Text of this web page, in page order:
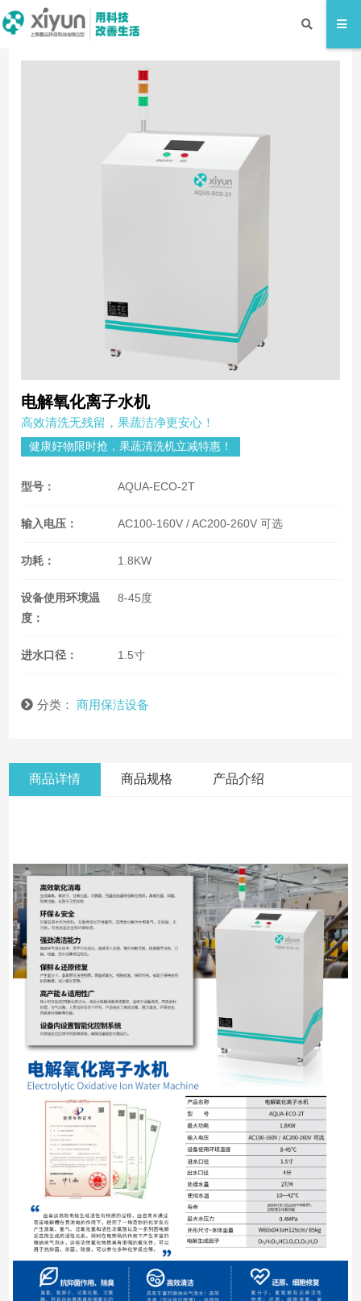
电解氧化离子水机
高效清洗无残留，果蔬洁净更安心！
健康好物限时抢，果蔬清洗机立减特惠！
型号： AQUA-ECO-2T
输入电压： AC100-160V / AC200-260V 可选
功耗： 1.8KW
设备使用环境温
度：
8-45度
进水口径： 1.5寸
分类：商用保洁设备
商品详情 商品规格 产品介绍